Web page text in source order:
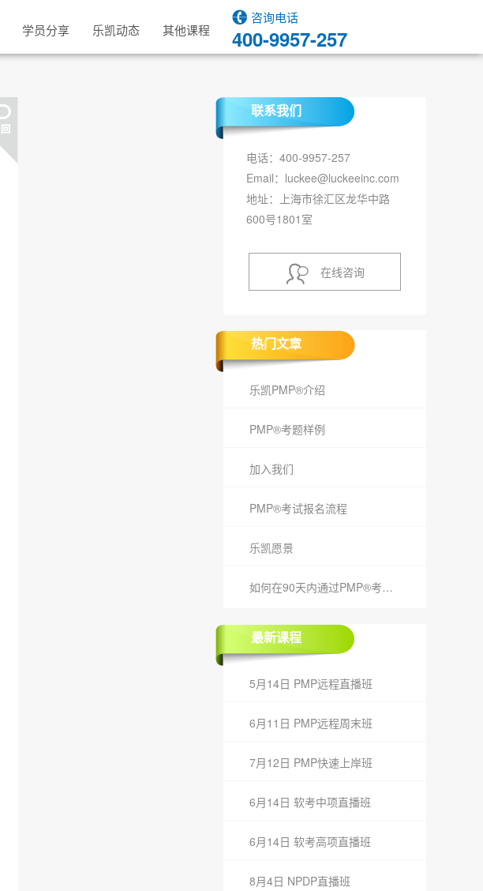
学员分享 乐凯动态 其他课程
咨询电话
400-9957-257
联系我们
电话：400-9957-257
Email：luckee@luckeeinc.com
地址：上海市徐汇区龙华中路
600号1801室
在线咨询
热门文章
乐凯PMP®介绍
PMP®考题样例
加入我们
PMP®考试报名流程
乐凯愿景
如何在90天内通过PMP®考试？
最新课程
5月14日 PMP远程直播班
6月11日 PMP远程周末班
7月12日 PMP快速上岸班
6月14日 软考中项直播班
6月14日 软考高项直播班
8月4日 NPDP直播班